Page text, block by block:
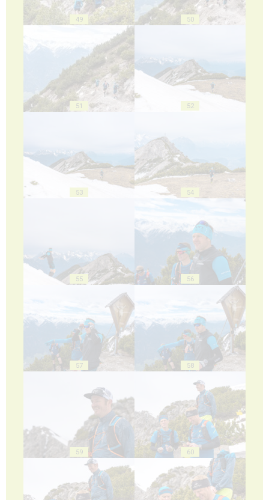
49 50
51 52
53 54
55 56
57 58
59 60